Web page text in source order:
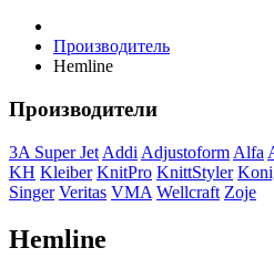
Производитель
Hemline
Производители
3A Super Jet Addi Adjustoform Alfa
KH Kleiber KnitPro KnittStyler
Singer Veritas VMA Wellcraft Zoje
Hemline